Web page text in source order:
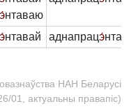
э́нтаваю
э́нтавай аднапрацэ́
НАН Беларусі
01, актуальны правапіс)